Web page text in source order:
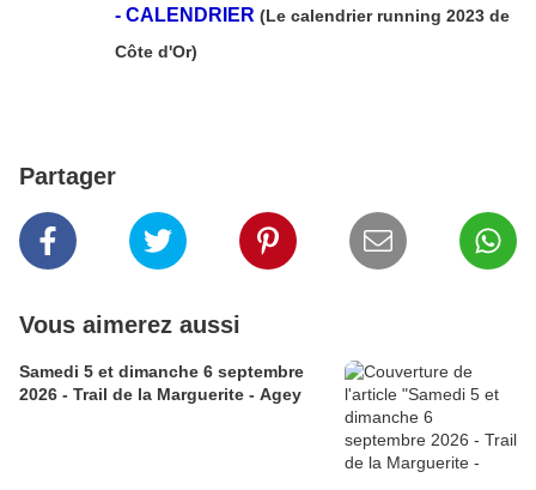
- CALENDRIER (Le calendrier running 2023 de
Côte d'Or)
Partager
Vous aimerez aussi
Samedi 5 et dimanche 6 septembre
2026 - Trail de la Marguerite - Agey